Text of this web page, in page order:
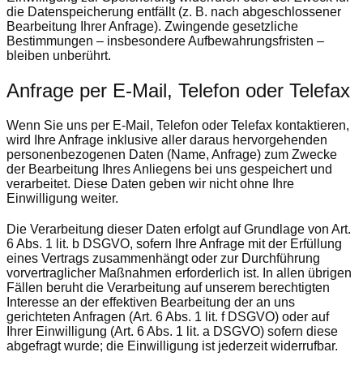
die Datenspeicherung entfällt (z. B. nach abgeschlossener
Bearbeitung Ihrer Anfrage). Zwingende gesetzliche
Bestimmungen – insbesondere Aufbewahrungsfristen –
bleiben unberührt.
Anfrage per E-Mail, Telefon oder Telefax
Wenn Sie uns per E-Mail, Telefon oder Telefax kontaktieren,
wird Ihre Anfrage inklusive aller daraus hervorgehenden
personenbezogenen Daten (Name, Anfrage) zum Zwecke
der Bearbeitung Ihres Anliegens bei uns gespeichert und
verarbeitet. Diese Daten geben wir nicht ohne Ihre
Einwilligung weiter.
Die Verarbeitung dieser Daten erfolgt auf Grundlage von Art.
6 Abs. 1 lit. b DSGVO, sofern Ihre Anfrage mit der Erfüllung
eines Vertrags zusammenhängt oder zur Durchführung
vorvertraglicher Maßnahmen erforderlich ist. In allen übrigen
Fällen beruht die Verarbeitung auf unserem berechtigten
Interesse an der effektiven Bearbeitung der an uns
gerichteten Anfragen (Art. 6 Abs. 1 lit. f DSGVO) oder auf
Ihrer Einwilligung (Art. 6 Abs. 1 lit. a DSGVO) sofern diese
abgefragt wurde; die Einwilligung ist jederzeit widerrufbar.